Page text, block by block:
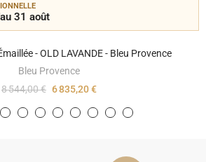
31 août
- OLD LAVANDE - Bleu Provence
Bleu Provence
8 544,00 € 6 835,20 €